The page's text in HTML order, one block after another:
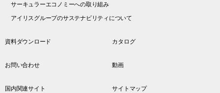
サーキュラーエコノミーへの取り組み
アイリスグループのサステナビリティについて
資料ダウンロード カタログ
お問い合わせ 動画
国内関連サイト サイトマップ